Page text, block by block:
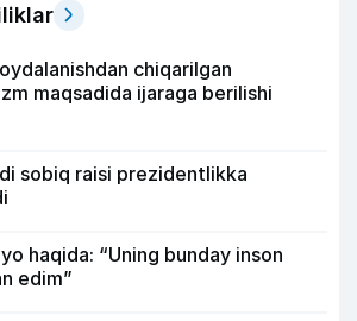
chiqarilgan
maqsadida ijaraga berilishi
sobiq raisi prezidentlikka
haqida: “Uning bunday inson
edim”